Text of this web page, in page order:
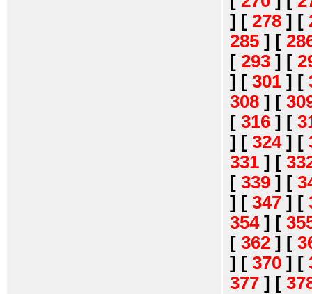
] [ 278 ] [
285 ] [
[ 293 ] [
] [ 301 ] [
308 ] [
[ 316 ] [
] [ 324] [
331 ] [
[ 339 ] [
] [ 347 ] [
354] [
[ 362 ] [
] [ 370 ] [
377 ] [